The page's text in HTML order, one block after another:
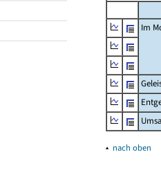
Im
▴ nach oben